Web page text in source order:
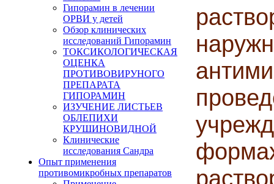
Гипорамин в лечении
ОРВИ у детей
Обзор клинических
исследований Гипорамин
ТОКСИКОЛОГИЧЕСКАЯ
ОЦЕНКА
ПРОТИВОВИРУНОГО
ПРЕПАРАТА
ГИПОРАМИН
ИЗУЧЕНИЕ ЛИСТЬЕВ
ОБЛЕПИХИ
КРУШИНОВИДНОЙ
Клинические
исследования Сандра
Опыт применения
противомикробных препаратов